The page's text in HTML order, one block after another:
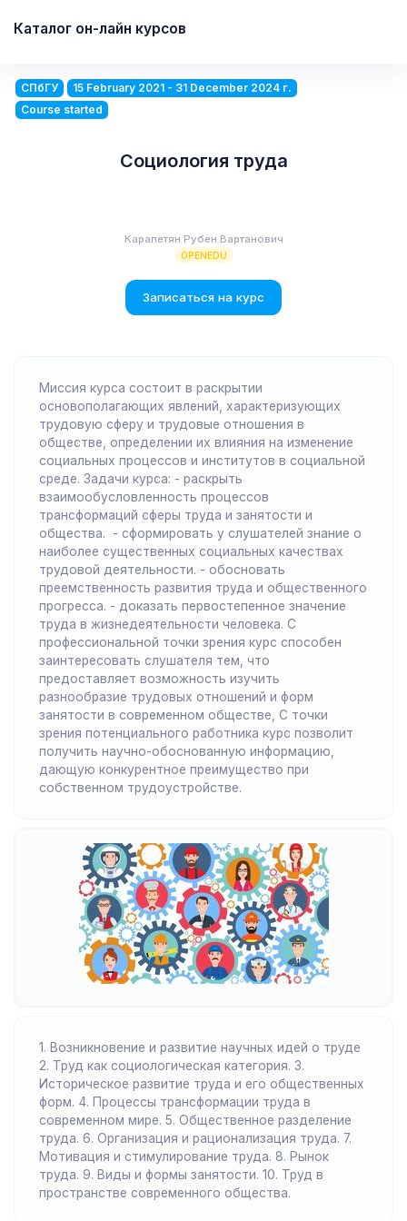
Каталог он-лайн курсов
СПбГУ
15 February 2021 - 31 December 2024 г.
Course started
Социология труда
Карапетян Рубен Вартанович
OPENEDU
Записаться на курс
Миссия курса состоит в раскрытии
основополагающих явлений, характеризующих
трудовую сферу и трудовые отношения в
обществе, определении их влияния на изменение
социальных процессов и институтов в социальной
среде. Задачи курса: - раскрыть
взаимообусловленность процессов
трансформаций сферы труда и занятости и
общества. - сформировать у слушателей знание о
наиболее существенных социальных качествах
трудовой деятельности. - обосновать
преемственность развития труда и общественного
прогресса. - доказать первостепенное значение
труда в жизнедеятельности человека. С
профессиональной точки зрения курс способен
заинтересовать слушателя тем, что
предоставляет возможность изучить
разнообразие трудовых отношений и форм
занятости в современном обществе, С точки
зрения потенциального работника курс позволит
получить научно-обоснованную информацию,
дающую конкурентное преимущество при
собственном трудоустройстве.
1. Возникновение и развитие научных идей о труде
2. Труд как социологическая категория. 3.
Историческое развитие труда и его общественных
форм. 4. Процессы трансформации труда в
современном мире. 5. Общественное разделение
труда. 6. Организация и рационализация труда. 7.
Мотивация и стимулирование труда. 8. Рынок
труда. 9. Виды и формы занятости. 10. Труд в
пространстве современного общества.